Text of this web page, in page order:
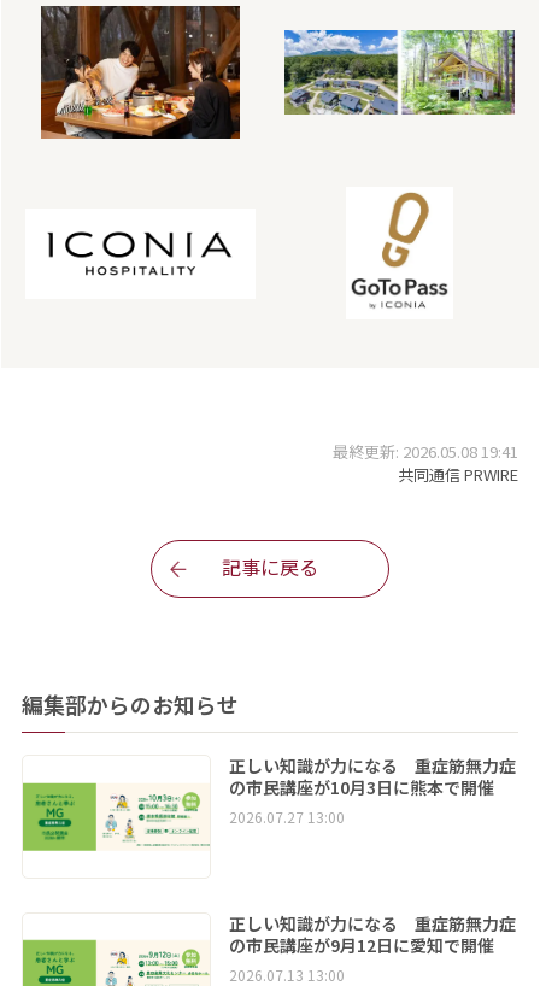
最終更新: 2026.05.08 19:41
共同通信 PRWIRE
記事に戻る
編集部からのお知らせ
正しい知識が力になる 重症筋無力症
の市民講座が10月3日に熊本で開催
2026.07.27 13:00
正しい知識が力になる 重症筋無力症
の市民講座が9月12日に愛知で開催
2026.07.13 13:00